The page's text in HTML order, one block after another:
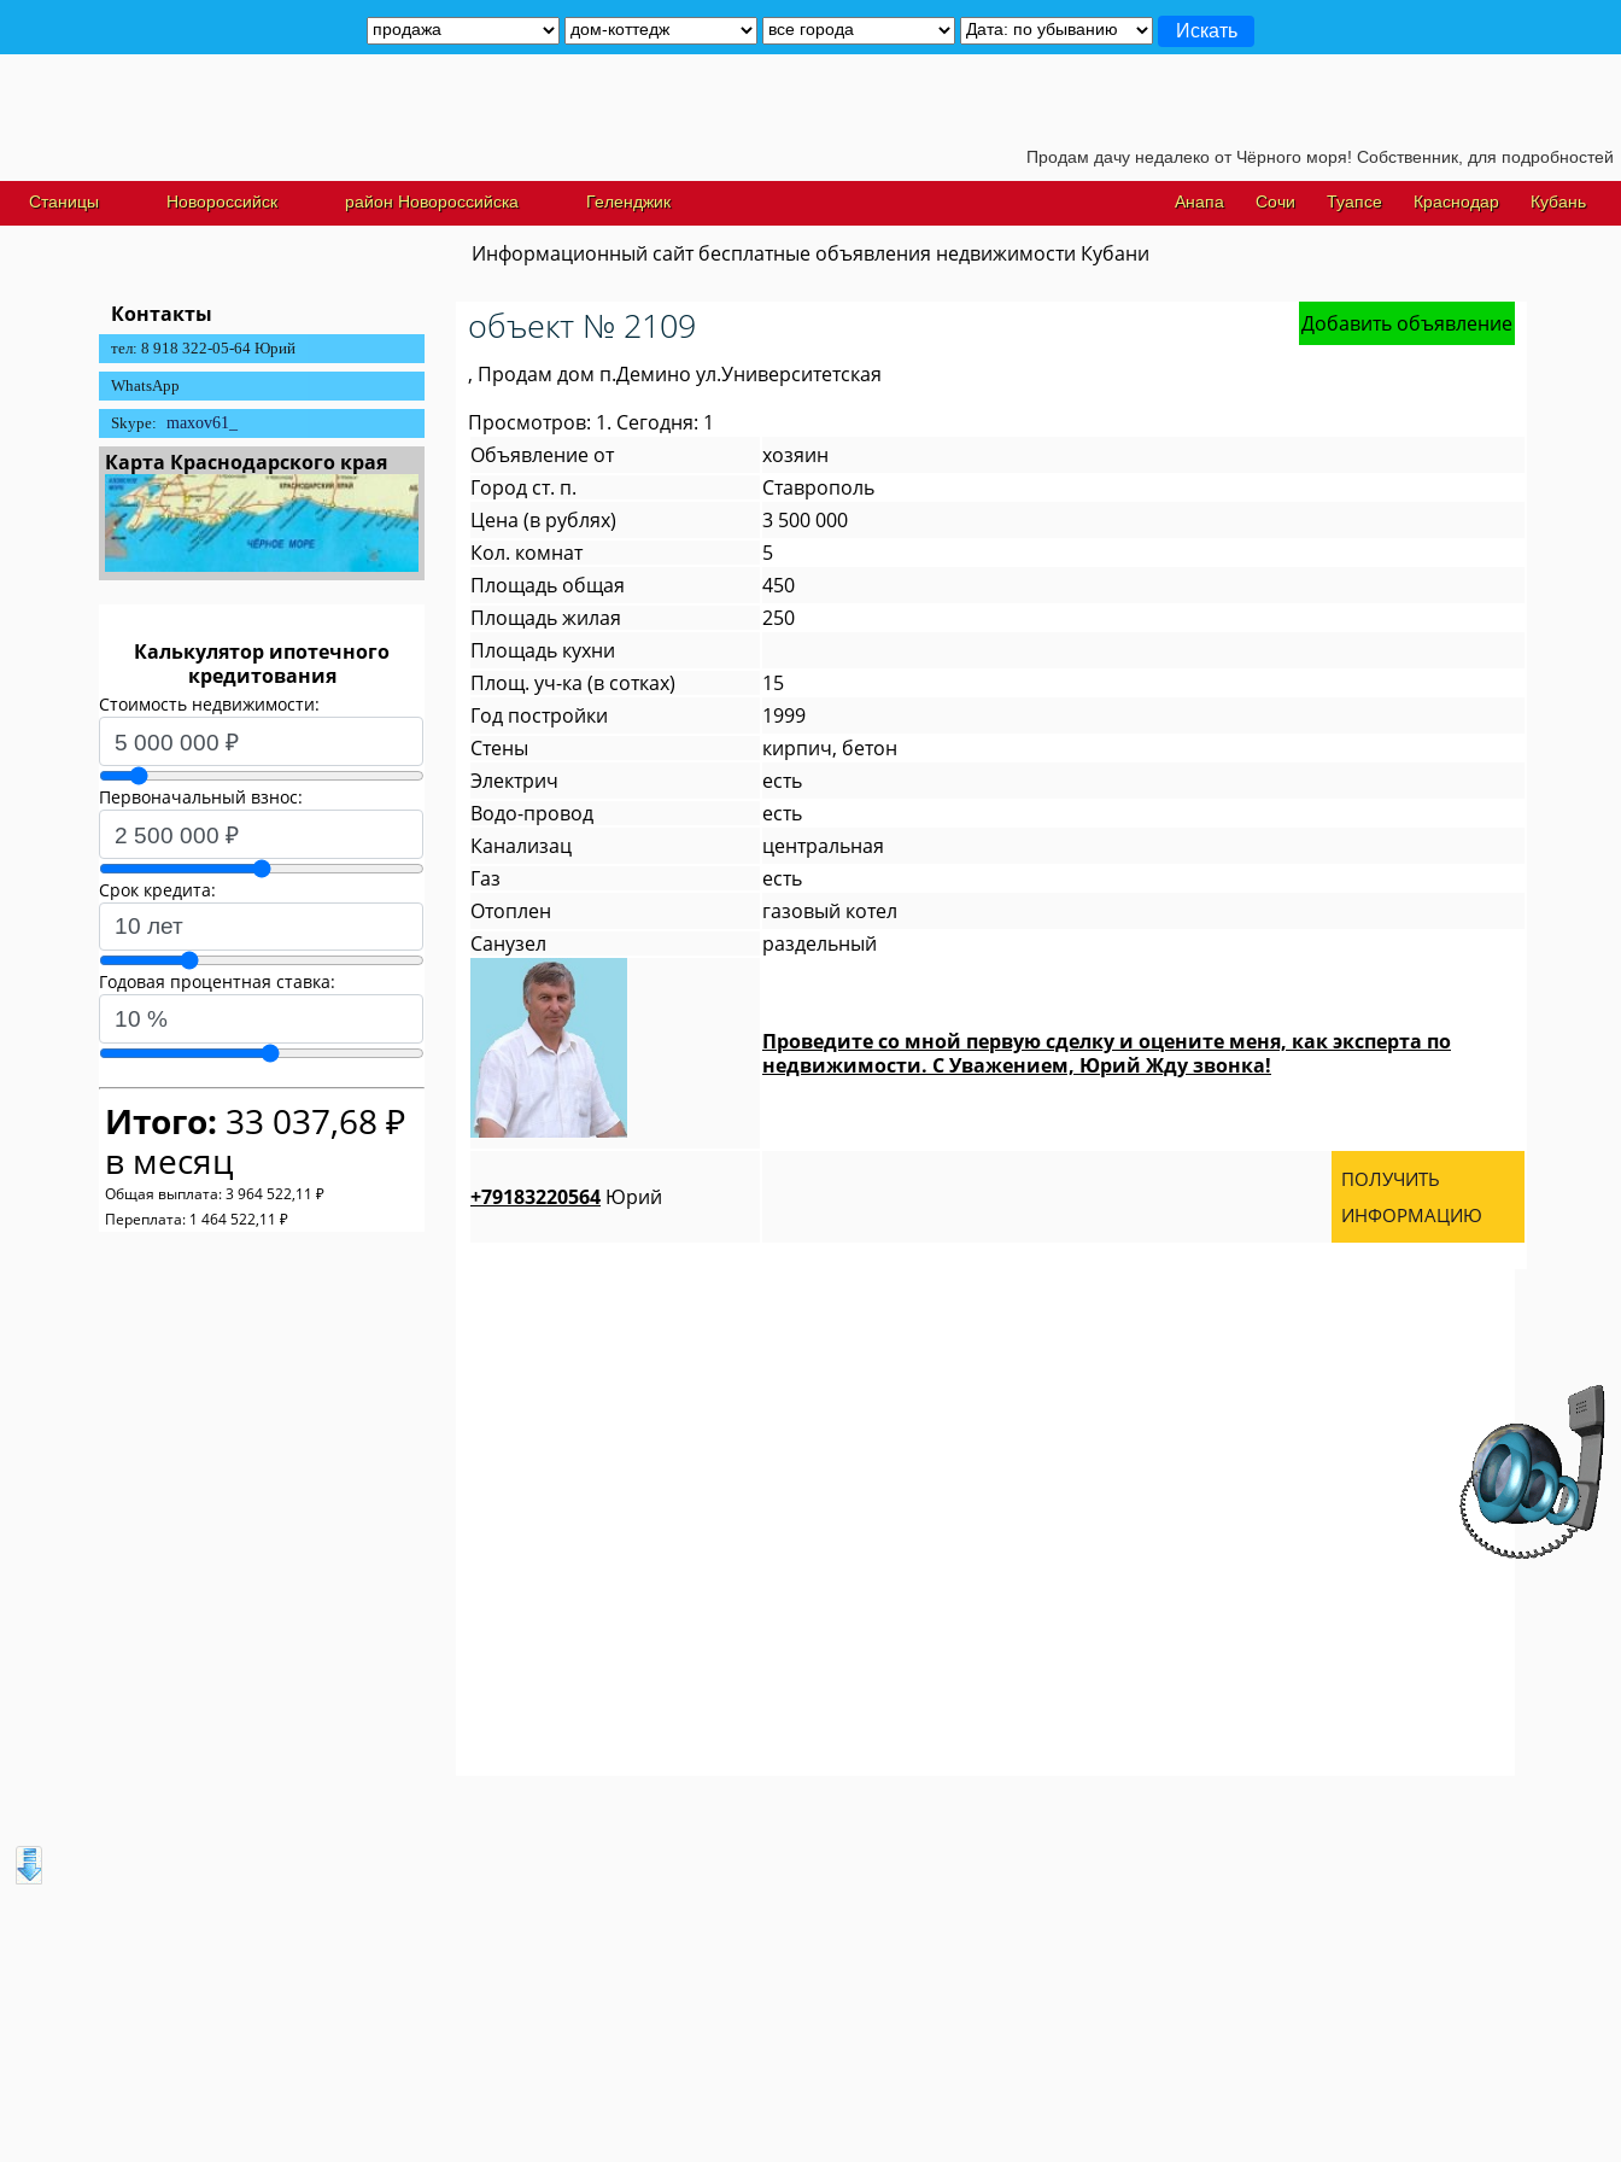
Информационный сайт бесплатные объявления недвижимости Кубани
Добавить объявление
объект № 2109
, Продам дом п.Демино ул.Университетская
Просмотров: 1. Сегодня: 1
Объявление от
хозяин
Город ст. п.
Ставрополь
Цена (в рублях)
3 500 000
Кол. комнат
5
Площадь общая
450
Площадь жилая
250
Площадь кухни
Площ. уч-ка (в сотках)
15
Год постройки
1999
Стены
кирпич, бетон
Электрич
есть
Водо-провод
есть
Канализац
центральная
Газ
есть
Отоплен
газовый котел
Санузел
раздельный
Проведите со мной первую сделку и оцените меня, как эксперта по
недвижимости. С Уважением, Юрий Жду звонка!
+79183220564 Юрий
ПОЛУЧИТЬ
ИНФОРМАЦИЮ
Контакты
тел: 8 918 322-05-64 Юрий
WhatsApp
Skype: maxov61_
Карта Краснодарского края
Калькулятор ипотечного
кредитования
Стоимость недвижимости:
Первоначальный взнос:
Срок кредита:
Годовая процентная ставка:
Итого: 33 037,68 ₽
в месяц
Общая выплата: 3 964 522,11 ₽
Переплата: 1 464 522,11 ₽
Станицы Новороссийск район Новороссийска Геленджик Кубань
Краснодар
Туапсе
Сочи
Анапа
Продам дачу недалеко от Чёрного моря! Собственник, для подробностей,